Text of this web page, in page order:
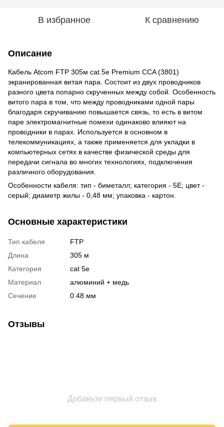
В избранное К сравнению
Описание
Кабель Atcom FTP 305м cat.5e Premium CCA (3801)
экранированная витая пара. Состоит из двух проводников
разного цвета попарно скрученных между собой. Особенность
витого пара в том, что между проводниками одной пары
благодаря скручиванию повышается связь, то есть в витом
паре электромагнитные помехи одинаково влияют на
проводники в парах. Используется в основном в
телекоммуникациях, а также применяется для укладки в
компьютерных сетях в качестве физической среды для
передачи сигнала во многих технологиях, подключения
различного оборудования.
Особенности кабеля: тип - биметалл; категория - 5E; цвет -
серый; диаметр жилы - 0,48 мм; упаковка - картон.
Основные характеристики
Тип кабеля
FTP
Длина
305 м
Категория
cat 5e
Материал
алюминий + медь
Сечение
0.48 мм
Отзывы
Добавьте первый отзыв